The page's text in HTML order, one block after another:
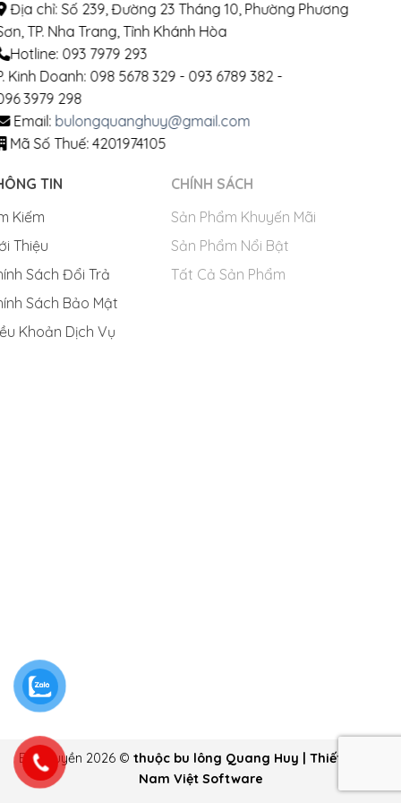
Địa chỉ: Số 239, Đường 23 Tháng 10, Phường Phương
Sơn, TP. Nha Trang, Tỉnh Khánh Hòa
Hotline: 093 7979 293
P. Kinh Doanh: 098 5678 329 - 093 6789 382 -
096 3979 298
Email:bulongquanghuy@gmail.com
Mã Số Thuế: 4201974105
THÔNG TIN
Tìm Kiếm
Giới Thiệu
Chính Sách Đổi Trả
Chính Sách Bảo Mật
Điều Khoản Dịch Vụ
CHÍNH SÁCH
Sản Phẩm Khuyến Mãi
Sản Phẩm Nổi Bật
Tất Cả Sản Phẩm
Bản quyền 2026 © thuộc bu lông Quang Huy | Thiết kế bởi
Nam Việt Software